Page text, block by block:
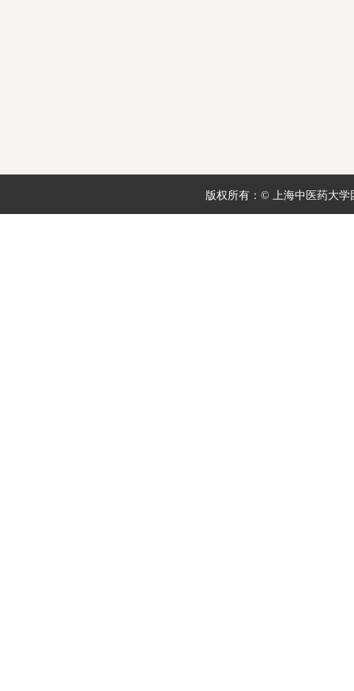
版权所有：© 上海中医药大学